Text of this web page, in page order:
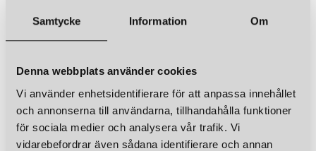
Samtycke Information Om
Denna webbplats använder cookies
Vi använder enhetsidentifierare för att anpassa innehållet
och annonserna till användarna, tillhandahålla funktioner
för sociala medier och analysera vår trafik. Vi
vidarebefordrar även sådana identifierare och annan
GULLBERG FORM
1 699 kr
1 499 kr